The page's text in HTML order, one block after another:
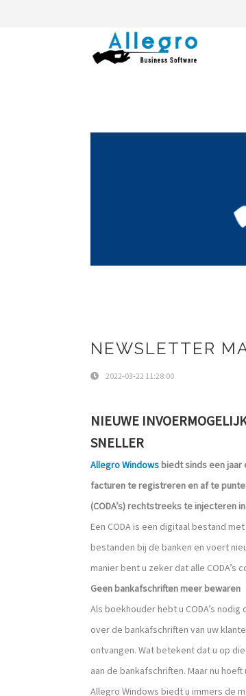
NEWSLETTER
2022-03-22 11:28:00
NIEUWE
SNELLER
Allegro Windowsbiedt sinds een jaar
facturen te registreren en af te
(CODA’s) rechtstreeks te injecteren in
Een CODA is een digitaal bestand
bestanden bij de banken en voert
manier bent u zeker dat alle CODA’s
Geen bankafschriften meer bewaren
Als boekhouder hebt u CODA’s
over de bankafschriften van uw
ontvangen. Wat betekent dat u op
aan de bankafschriften. Maar nu
Allegro Windows biedt u immers de